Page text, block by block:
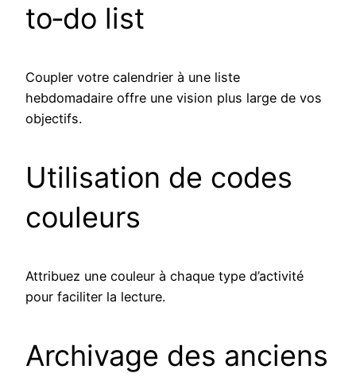
to‑do list
Coupler votre calendrier à une liste
hebdomadaire offre une vision plus large de vos
objectifs.
Utilisation de codes
couleurs
Attribuez une couleur à chaque type d’activité
pour faciliter la lecture.
Archivage des anciens